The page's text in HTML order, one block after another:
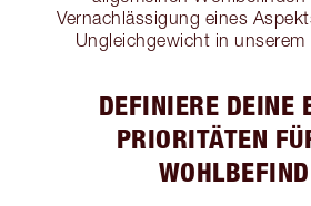
Vernachlässigung eines
Ungleichgewicht in unserem
DEFINIERE DEINE
PRIORITÄTEN